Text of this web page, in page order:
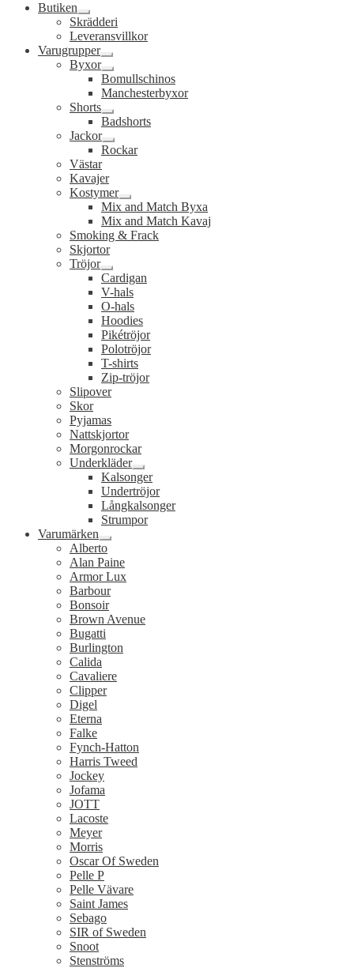
Butiken
Expandera
undermeny
Skrädderi
Leveransvillkor
Varugrupper
Expandera
undermeny
Byxor
Expandera
undermeny
Bomullschinos
Manchesterbyxor
Shorts
Expandera
undermeny
Badshorts
Jackor
Expandera
undermeny
Rockar
Västar
Kavajer
Kostymer
Expandera
undermeny
Mix and Match Byxa
Mix and Match Kavaj
Smoking & Frack
Skjortor
Tröjor
Expandera
undermeny
Cardigan
V-hals
O-hals
Hoodies
Pikétröjor
Polotröjor
T-shirts
Zip-tröjor
Slipover
Skor
Pyjamas
Nattskjortor
Morgonrockar
Underkläder
Expandera
undermeny
Kalsonger
Undertröjor
Långkalsonger
Strumpor
Varumärken
Expandera
undermeny
Alberto
Alan Paine
Armor Lux
Barbour
Bonsoir
Brown Avenue
Bugatti
Burlington
Calida
Cavaliere
Clipper
Digel
Eterna
Falke
Fynch-Hatton
Harris Tweed
Jockey
Jofama
JOTT
Lacoste
Meyer
Morris
Oscar Of Sweden
Pelle P
Pelle Vävare
Saint James
Sebago
SIR of Sweden
Snoot
Stenströms